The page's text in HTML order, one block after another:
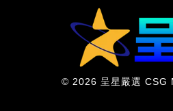
© 2026 呈星嚴選 CSG